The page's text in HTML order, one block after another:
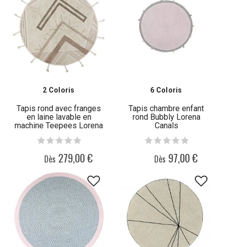
2 Coloris
Tapis rond avec franges
en laine lavable en
machine Teepees Lorena
Dès 279,00 €
6 Coloris
Tapis chambre enfant
rond Bubbly Lorena
Canals
Dès 97,00 €